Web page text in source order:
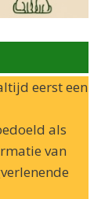
eerst een
als
van